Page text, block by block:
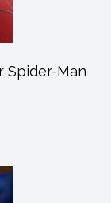
Spider-Man